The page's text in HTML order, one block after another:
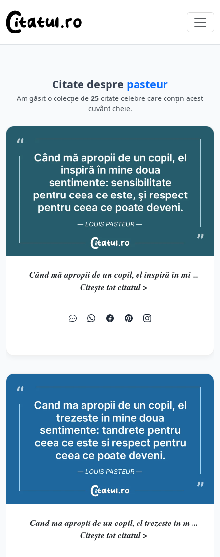
Citate despre pasteur
Am găsit o colecție de 25 citate celebre care conțin acest
cuvânt cheie.
Când mă apropii de un copil, el inspiră în mi ...
Citește tot citatul >
Cand ma apropii de un copil, el trezeste in m ...
Citește tot citatul >